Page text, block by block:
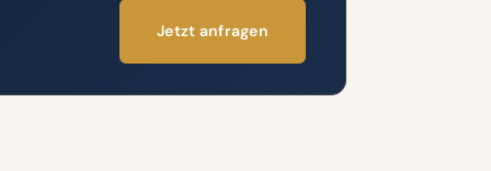
Jetzt anfragen